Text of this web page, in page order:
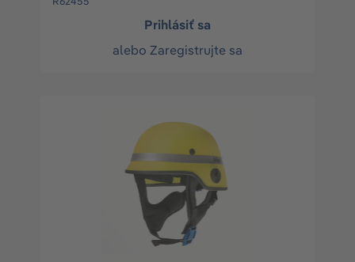
Prihlásiť sa
alebo Zaregistrujte sa